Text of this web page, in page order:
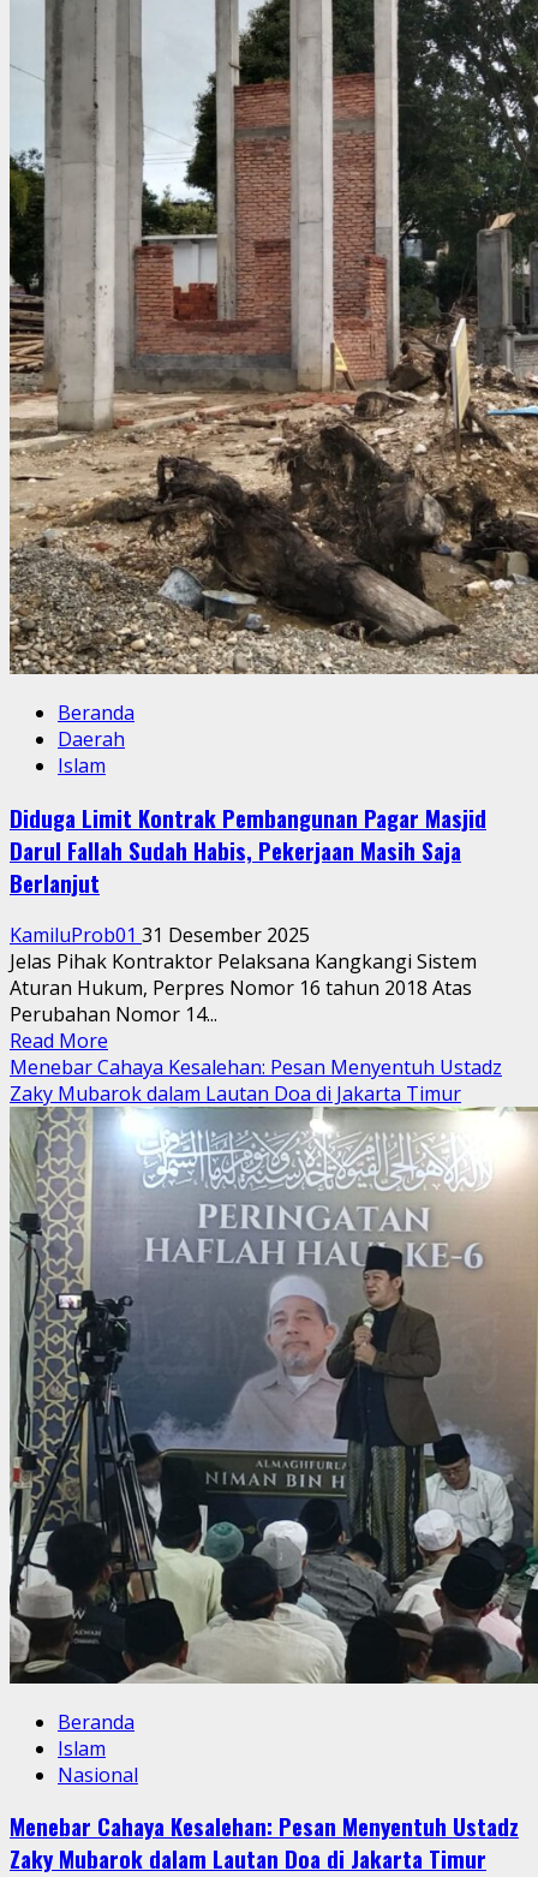
MEMPERINGATI
HARI
ISRA’
MI’RAJ
1447
H”
Beranda
Daerah
Islam
Diduga Limit Kontrak Pembangunan Pagar Masjid
Darul Fallah Sudah Habis, Pekerjaan Masih Saja
Berlanjut
KamiluProb01 31 Desember 2025
Jelas Pihak Kontraktor Pelaksana Kangkangi Sistem
Aturan Hukum, Perpres Nomor 16 tahun 2018 Atas
Perubahan Nomor 14...
Read More
more
about
Diduga
Limit
Kontrak
Pembangunan
Masjid
Darul
Fallah
Sudah
Habis,
Pekerjaan
Masih
Saja
Berlanjut
Menebar Cahaya Kesalehan: Pesan Menyentuh Ustadz
Zaky Mubarok dalam Lautan Doa di Jakarta Timur
Beranda
Islam
Nasional
Menebar Cahaya Kesalehan: Pesan Menyentuh Ustadz
Zaky Mubarok dalam Lautan Doa di Jakarta Timur